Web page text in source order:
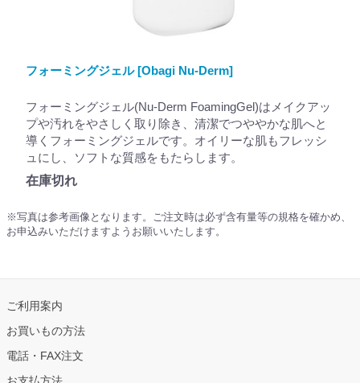
フォーミングジェル [Obagi Nu-Derm]
フォーミングジェル(Nu-Derm FoamingGel)はメイクアッ
プや汚れをやさしく取り除き、清潔でつややかな肌へと
導くフォーミングジェルです。オイリーな肌もフレッシ
ュにし、ソフトな質感をもたらします。
在庫切れ
※写真は参考画像となります。ご注文時は必ず含有量等の規格を確かめ、
お申込みいただけますようお願いいたします。
ご利用案内
お買いもの方法
電話・FAX注文